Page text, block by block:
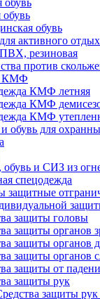
обувь
обувь
обувь
активного
резиновая
против
КМФ
КМФ летняя
КМФ
КМФ
обувь для
и СИЗ из
спецодежда
защитные
защиты головы
защиты органов
защиты органов
защиты органов
защиты от
защиты рук
защиты рук